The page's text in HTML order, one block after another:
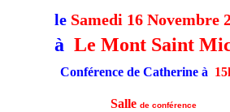
le Samedi 16 Novembre
à Le Mont Saint
Conférence de Catherine à
Sallede conférence